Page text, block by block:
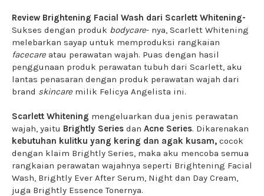
Review Brightening Facial Wash dari Scarlett Whitening-
Sukses dengan produk bodycare- nya, Scarlett Whitening
melebarkan sayap untuk memproduksi rangkaian
facecare atau perawatan wajah. Puas dengan hasil
penggunaan produk perawatan tubuh dari Scarlett, aku
lantas penasaran dengan produk perawatan wajah dari
brand skincare milik Felicya Angelista ini.
Scarlett Whitening mengeluarkan dua jenis perawatan
wajah, yaitu Brightly Series dan Acne Series. Dikarenakan
kebutuhan kulitku yang kering dan agak kusam, cocok
dengan klaim Brightly Series, maka aku mencoba semua
rangkaian perawatan wajahnya seperti Brightening Facial
Wash, Brightly Ever After Serum, Night dan Day Cream,
juga Brightly Essence Tonernya.